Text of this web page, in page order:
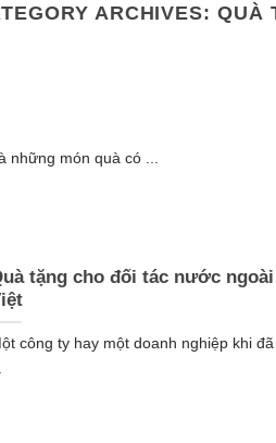
ARCHIVES: QUÀ
món quà có ...
tặng cho đối tác nước
công ty hay một doanh nghiệp khi